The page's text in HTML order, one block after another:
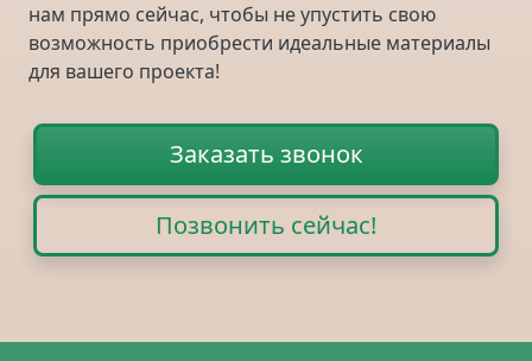
нам прямо сейчас, чтобы не упустить свою
возможность приобрести идеальные материалы
для вашего проекта!
Заказать звонок
Позвонить сейчас!